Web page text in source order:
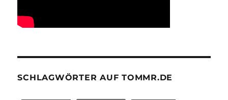
SCHLAGWÖRTER AUF TOMMR.DE